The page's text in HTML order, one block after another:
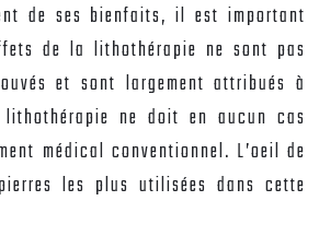
de ses bienfaits, il est important
de la lithothérapie ne sont pas
et sont largement attribués à
ne doit en aucun cas
médical conventionnel. L’oeil de
les plus utilisées dans cette